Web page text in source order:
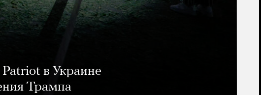
в Украине
Трампа